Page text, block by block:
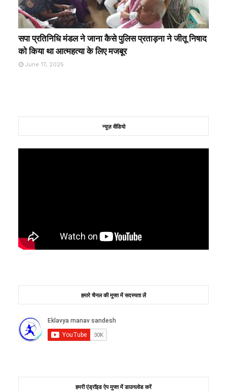
सपा प्रतिनिधि मंडल ने जाना कैसे पुलिस प्रताड़ना ने जीतू निषाद
को किया था आत्महत्या के लिए मजबूर
June 17, 2025
न्यूज़ वीडियो
हमारे चैनल की मुफ्त में सदस्यता लें
हमरी एंड्रॉइड ऐप मुफ्त में डाउनलोड करें